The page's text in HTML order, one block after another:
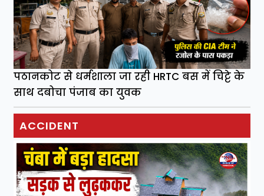
पठानकोट से धर्मशाला जा रही HRTC बस में चिट्टे के
साथ दबोचा पंजाब का युवक
ACCIDENT